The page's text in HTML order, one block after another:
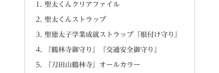
聖太くんクリアファイル
聖太くんストラップ
聖徳太子学業成就ストラップ『根付け守り』
『鶴林寺御守り』『交通安全御守り』
『刀田山鶴林寺』オールカラー